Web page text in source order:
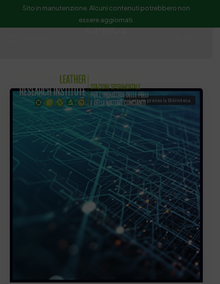
Sito in manutenzione. Alcuni contenuti potrebbero non
essere aggiornati.
CPMC2
Letture presso la Biblioteca